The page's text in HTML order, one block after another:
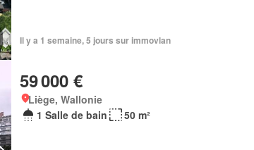
Il y a 1 semaine, 5 jours sur immovlan
59 000 €
Liège, Wallonie
1 Salle de bain
50 m²